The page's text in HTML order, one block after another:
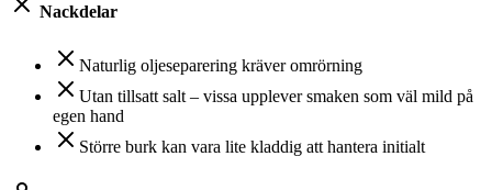
Nackdelar
Naturlig oljeseparering kräver omrörning
Utan tillsatt salt – vissa upplever smaken som väl mild på
egen hand
Större burk kan vara lite kladdig att hantera initialt